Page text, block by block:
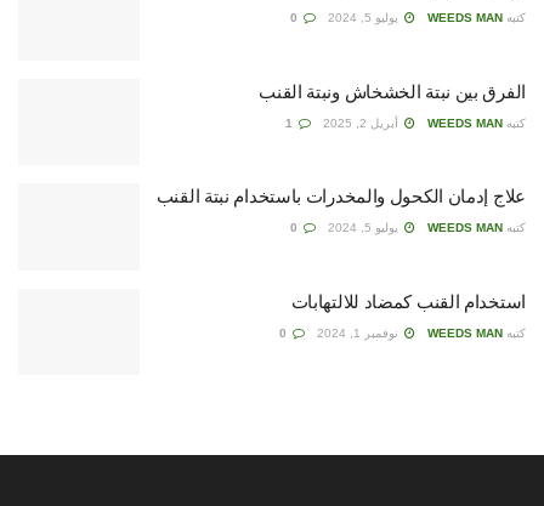
كتبه WEEDS MAN يوليو 5, 2024
الفرق بين نبتة الخشخاش ونبتة القنب
كتبه WEEDS MAN أبريل 2, 2025
علاج إدمان الكحول والمخدرات باستخدام نبتة القنب
كتبه WEEDS MAN يوليو 5, 2024
استخدام القنب كمضاد للالتهابات
كتبه WEEDS MAN نوفمبر 1, 2024